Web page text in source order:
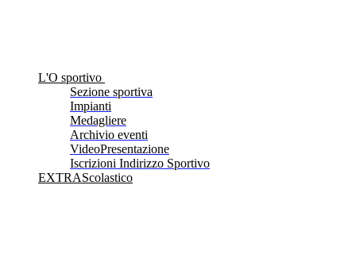
L'O sportivo
Sezione sportiva
Impianti
Medagliere
Archivio eventi
VideoPresentazione
Iscrizioni Indirizzo Sportivo
EXTRAScolastico